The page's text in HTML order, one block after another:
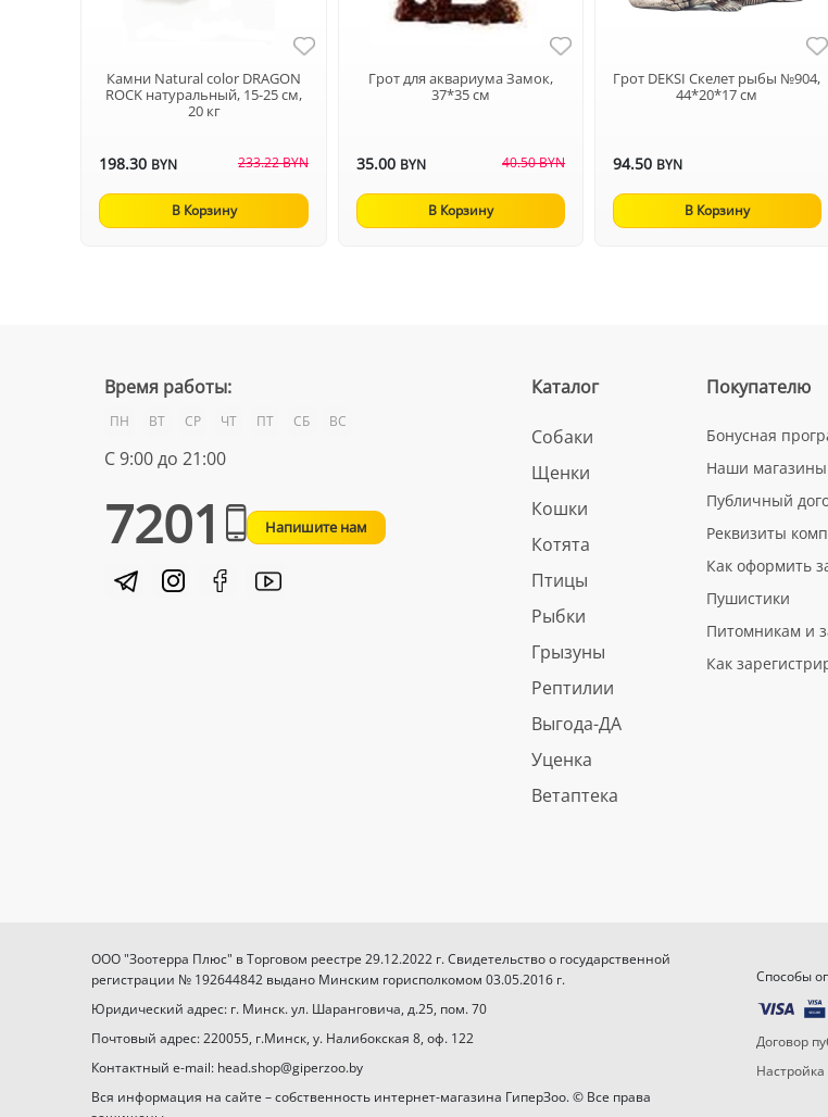
Камни Natural color DRAGON
ROCK натуральный, 15-25 см,
20 кг
198.30 BYN 233.22 BYN
В Корзину
Грот для аквариума Замок,
37*35 см
35.00 BYN 40.50 BYN
В Корзину
Грот DEKSI Скелет рыбы №904,
44*20*17 см
94.50 BYN
В Корзину
Время работы:
ПН ВТ СР ЧТ ПТ СБ ВС
С 9:00 до 21:00
7201 Напишите нам
Каталог
Собаки
Щенки
Кошки
Котята
Птицы
Рыбки
Грызуны
Рептилии
Выгода-ДА
Уценка
Ветаптека
Покупателю
Бонусная
Наши магазины
Публичный
Реквизиты
Как оформить
Пушистики
Питомникам и
Как
ООО "Зоотерра Плюс" в Торговом реестре 29.12.2022 г. Свидетельство о государственной
регистрации № 192644842 выдано Минским горисполкомом 03.05.2016 г.
Юридический адрес: г. Минск. ул. Шаранговича, д.25, пом. 70
Почтовый адрес: 220055, г.Минск, у. Налибокская 8, оф. 122
Контактный e-mail: head.shop@giperzoo.by
Вся информация на сайте – собственность интернет-магазина ГиперЗоо. © Все права
Способы
Договор